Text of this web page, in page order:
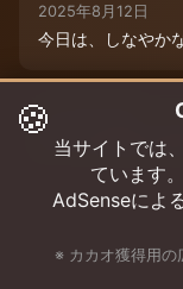
2025年8月12日
今日は、しなやか
2025年8月9日
水と木の絶妙な
🍪
当サイトでは
ています
AdSenseによ
※ カカオ獲得用の